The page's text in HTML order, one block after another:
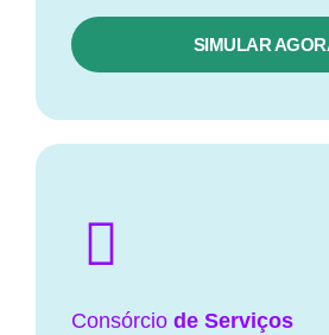
SIMULAR
Consórcio de Serviços